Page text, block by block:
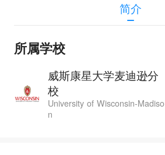
简介
所属学校
威斯康星大学麦迪逊分
校
University of Wisconsin-Madiso
n